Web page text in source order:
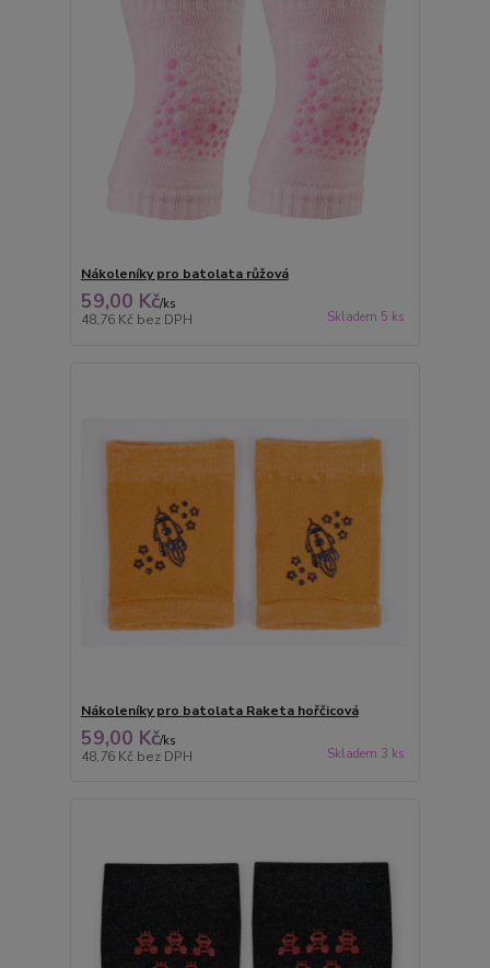
Nákoleníky pro batolata růžová
59,00 Kč/ks
48,76 Kč bez DPH Skladem 5 ks
Nákoleníky pro batolata Raketa hořčicová
59,00 Kč/ks
48,76 Kč bez DPH Skladem 3 ks